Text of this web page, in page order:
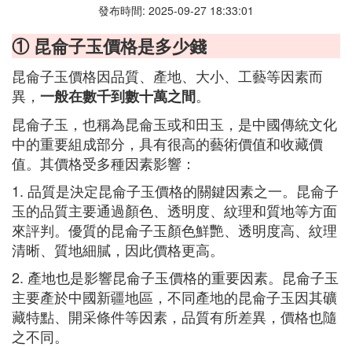
發布時間: 2025-09-27 18:33:01
① 昆侖子玉價格是多少錢
昆侖子玉價格因品質、產地、大小、工藝等因素而
異， 一般在數千到數十萬之間。
昆侖子玉，也稱為昆侖玉或和田玉，是中國傳統文化
中的重要組成部分，具有很高的藝術價值和收藏價
值。其價格受多種因素影響：
1. 品質是決定昆侖子玉價格的關鍵因素之一。昆侖子
玉的品質主要通過顏色、透明度、紋理和質地等方面
來評判。優質的昆侖子玉顏色鮮艷、透明度高、紋理
清晰、質地細膩，因此價格更高。
2. 產地也是影響昆侖子玉價格的重要因素。昆侖子玉
主要產於中國新疆地區，不同產地的昆侖子玉因其礦
藏特點、開采條件等因素，品質有所差異，價格也隨
之不同。